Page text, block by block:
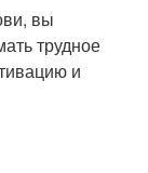
вы
трудное
и